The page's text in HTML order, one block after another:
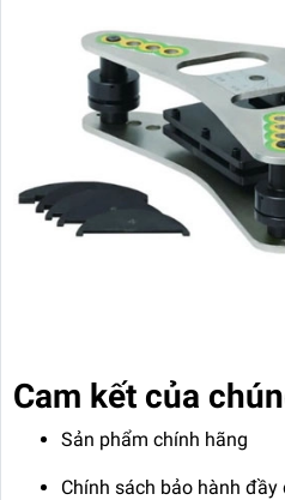
Cam kết của
Sản phẩm chính hãng
Chính sách bảo hành